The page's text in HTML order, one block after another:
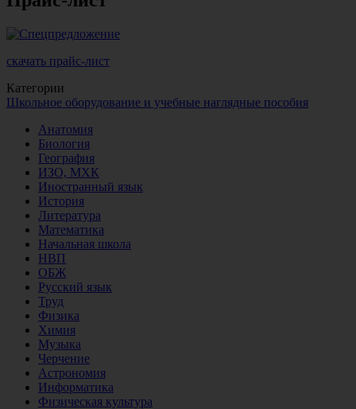
скачать прайс-лист
Категории
Школьное оборудование и учебные наглядные пособия
Анатомия
Биология
География
ИЗО, МХК
Иностранный язык
История
Литература
Математика
Начальная школа
НВП
ОБЖ
Русский язык
Труд
Физика
Химия
Музыка
Черчение
Астрономия
Информатика
Физическая культура